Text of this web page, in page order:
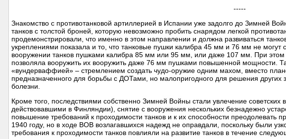
-----
Знакомство с противотанковой артиллерией в Испании уже задолго до Зимней
танков с толстой броней, которую невозможно пробить снарядом легкой
продемонстрировали, что именно в этом направлении и должна развиваться
укреплениями показала и то, что танковые пушки калибра 45 мм и 76 мм не могут
вооружении танков пушками калибра 85 мм или 95 мм, или даже 107 мм. При этом
позволяла вооружить их вооружить даже 76 мм пушками повышенной мощности.
«вундерваффией» – стремлением создать чудо-оружие одним махом, вместо
предназначенного для борьбы с ДОТами, но малопригодного для решения других
болезни.
Кроме того, последствиями собственно Зимней Войны стали увлечение
действовавшими в Финляндии), снятие с вооружения нескольких безнадежно
повышение требований к проходимости танков и к их способности преодолевать
1940 году, но в ходе ВОВ возлагавшихся надежд не оправдали, поскольку были
требования к проходимости танков повлияли на развитие танков в течение